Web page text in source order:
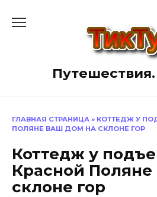
ГЛАВНАЯ СТРАНИЦА » КОТТЕДЖ У
ПОЛЯНЕ ВАШ ДОМ НА СКЛОНЕ ГОР
Коттедж у
Красной
склоне гор